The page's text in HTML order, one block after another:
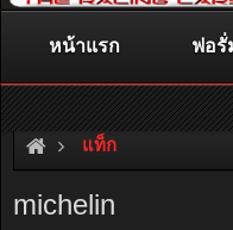
ติดต่อลงโฆษณา
หรืออ่านราย
แท็ก
michelin
หน้าแรก ฟอรั่